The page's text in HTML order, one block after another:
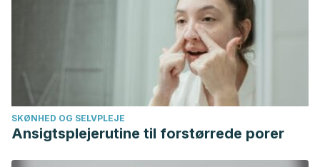
SKØNHED OG SELVPLEJE
Ansigtsplejerutine til forstørrede porer